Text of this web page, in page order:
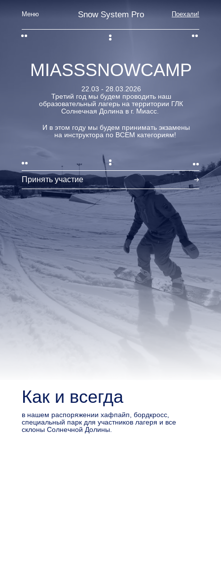
Поехали!
Меню
22.03 - 28.03.2026
Третий год мы будем проводить наш
образовательный лагерь на территории ГЛК
Солнечная Долина в г. Миасс.
И в этом году мы будем принимать экзамены
на инструктора по ВСЕМ категориям!
Snow System Pro
MIASSSNOWCAMP
Принять участие
Как и всегда
в нашем распоряжении хафпайп, бордкросс,
специальный парк для участников лагеря и все
склоны Солнечной Долины.